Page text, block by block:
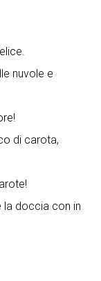
nuvole e
di carota,
la doccia con in